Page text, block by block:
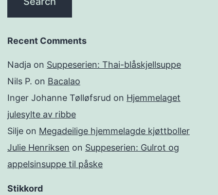
Recent Comments
Nadja on Suppeserien: Thai-blåskjellsuppe
Nils P. on Bacalao
Inger Johanne Tølløfsrud on Hjemmelaget
julesylte av ribbe
Silje on Megadeilige hjemmelagde kjøttboller
Julie Henriksen on Suppeserien: Gulrot og
appelsinsuppe til påske
Stikkord